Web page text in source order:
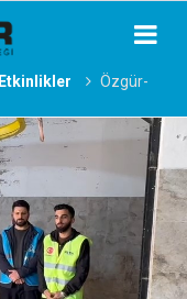
Etkinlikler
Özgür-